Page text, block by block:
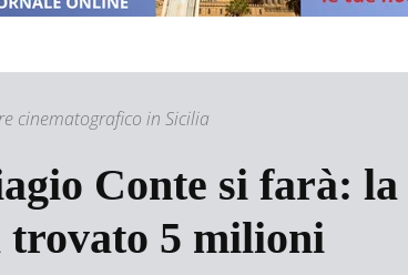
cinematografico in Sicilia
Conte si farà: la
trovato 5 milioni